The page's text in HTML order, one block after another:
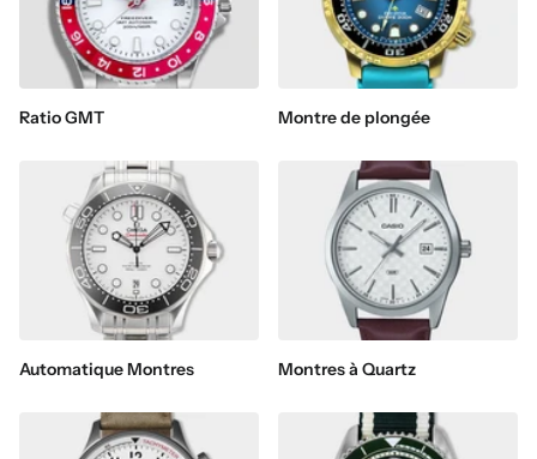
Ratio GMT Montre de plongée
Automatique Montres Montres à Quartz